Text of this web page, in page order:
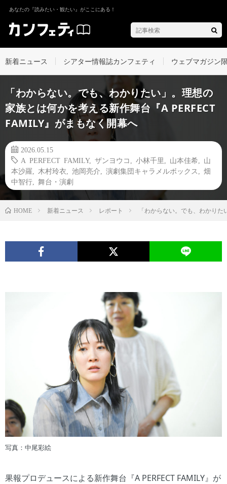
あなたの『読みたい・観たい』がここにある！
新着ニュース シアター情報誌カンフェティ ウェブマガジン
「わからない。でも、わかりたい」。理想の
家族とは何かを考える新作舞台『A PERFECT
FAMILY』がまもなく開幕へ
2026.05.15
A PERFECT FAMILY, ザンヨウコ 小林千里 山本佳希
山
本沙羅
木村玲衣 池岡亮介 演劇集団キャラメルボックス
畑
中智行
舞台・演劇
HOME 新着ニュース レポート 「わからない。でも、わかり
写真：中尾彩絵
果報プロデュースによる新作舞台『A PERFECT FAMILY』が